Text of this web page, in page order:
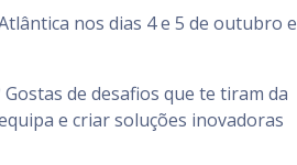
nos dias 4 e 5 de outubro e
de desafios que te tiram da
e criar soluções inovadoras